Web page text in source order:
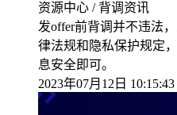
资源中心 / 背调资讯
发offer前背调并不违法
律法规和隐私保护规定
息安全即可。
2023年07月12日 10:15:43